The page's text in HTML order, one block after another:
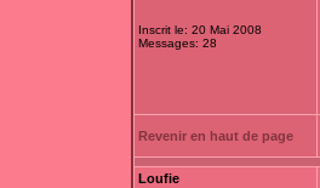
Inscrit le: 20 Mai 2008
Messages: 28
Revenir en haut de page
Loufie